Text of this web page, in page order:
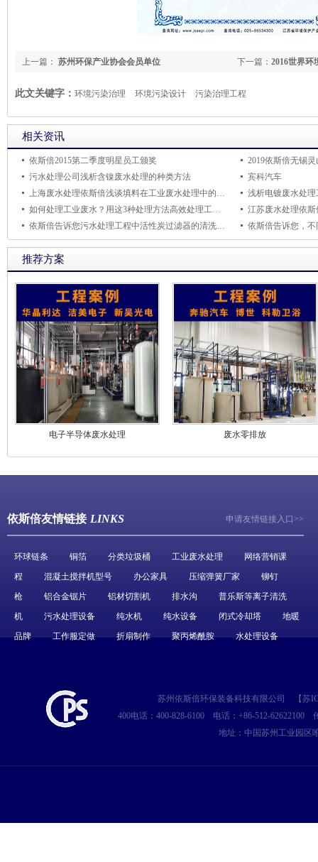
下一篇： 2016世界环
上一篇： 苏州环保产业协会会员单位
此文关键字： 环境污染治理 环境污染设计 污染治理工程
相关资讯
依斯倍2015第二季度明星员工颁奖
2019依斯倍无锡
污水处理公司浅析含镍废水处理的种类方法
宾科汽车
上海废水处理依斯倍浅谈填料在工业废水处理中的应用
如何处理工业废水？用这3种处理方法高效处理工业废水
江苏废水处理依
依斯倍告诉您污水处理工程中活性炭过滤器的清洗方法
推荐方案
电子半导体废水处理 废水零排放
依斯倍友情链接 LINKS 申请友情链接入口>>
环球链条 铜箔 分类垃圾桶 工业废水处理
网络营销课
程
混凝土搅拌机型号 办公家具 压缩弹簧厂家
铆钉
枪
铝合金锯片 铝材切割机 排水沟
普乐斯等离子清洗
机
污水处理设备 纯水机 纯水设备 闭式冷却塔
地暖
品牌
工作服定做 折扇制作 聚丙烯酰胺 水处理设备
苏州依斯倍环保装备科技有限公司 【苏
400电话：400-828-6100
电话：+86-512-62622100
地址：中国苏州工业园区